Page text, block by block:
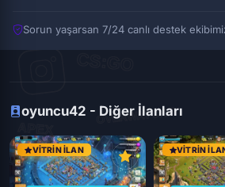
Sorun yaşarsan 7/24 canlı destek
oyuncu42 - Diğer İlanları
VITRIN İLAN VITRIN